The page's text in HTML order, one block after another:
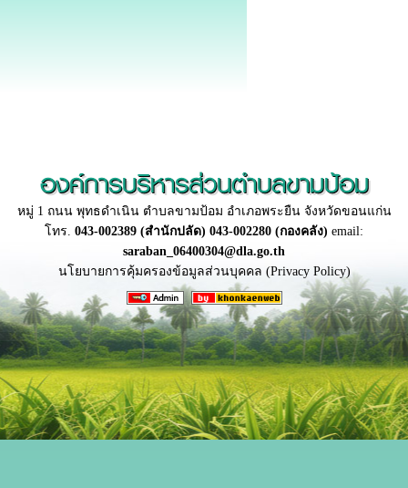
องค์การบริหารส่วนตำบลขามป้อม
หมู่ 1 ถนน พุทธดำเนิน ตำบลขามป้อม อำเภอพระยืน จังหวัดขอนแก่น
โทร. 043-002389 (สำนักปลัด) 043-002280 (กองคลัง) email:
saraban_06400304@dla.go.th
นโยบายการคุ้มครองข้อมูลส่วนบุคคล (Privacy Policy)